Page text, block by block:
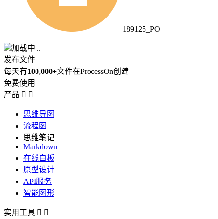
189125_PO
加载中...
发布文件
每天有100,000+文件在ProcessOn创建
免费使用
产品  
思维导图
流程图
思维笔记
Markdown
在线白板
原型设计
API服务
智能图形
实用工具  